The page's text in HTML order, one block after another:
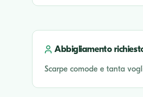
Abbigliamento
Scarpe comode e tanta